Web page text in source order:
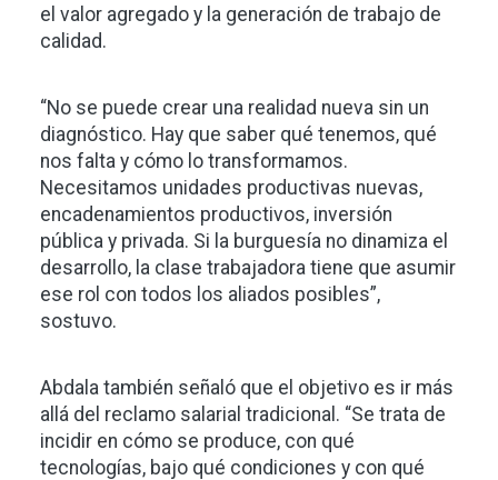
el valor agregado y la generación de trabajo de
calidad.
“No se puede crear una realidad nueva sin un
diagnóstico. Hay que saber qué tenemos, qué
nos falta y cómo lo transformamos.
Necesitamos unidades productivas nuevas,
encadenamientos productivos, inversión
pública y privada. Si la burguesía no dinamiza el
desarrollo, la clase trabajadora tiene que asumir
ese rol con todos los aliados posibles”,
sostuvo.
Abdala también señaló que el objetivo es ir más
allá del reclamo salarial tradicional. “Se trata de
incidir en cómo se produce, con qué
tecnologías, bajo qué condiciones y con qué